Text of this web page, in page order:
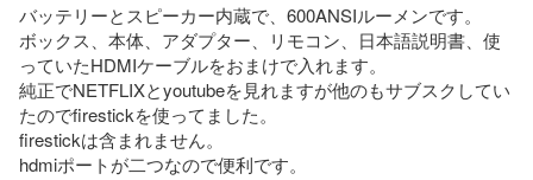
バッテリーとスピーカー内蔵で、600ANSIルーメンです。
ボックス、本体、アダプター、リモコン、日本語説明書、使
っていたHDMIケーブルをおまけで入れます。
純正でNETFLIXとyoutubeを見れますが他のもサブスクしてい
たのでfirestickを使ってました。
firestickは含まれません。
hdmiポートが二つなので便利です。